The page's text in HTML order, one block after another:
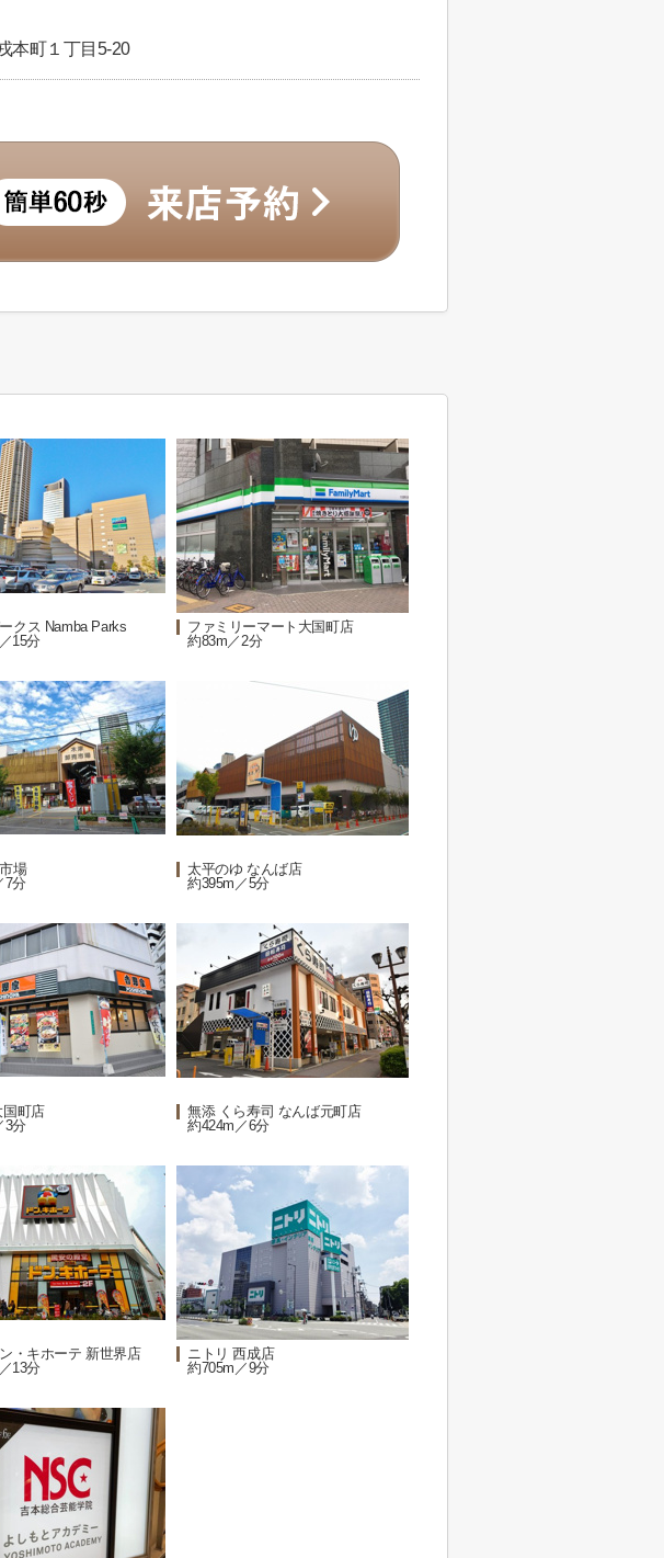
本町１丁目5-20
クス Namba Parks
15分
ファミリーマート大国町店
約83m／2分
場
7分
太平のゆ なんば店
約395m／5分
国町店
3分
無添 くら寿司 なんば元町店
約424m／6分
・キホーテ 新世界店
13分
ニトリ 西成店
約705m／9分